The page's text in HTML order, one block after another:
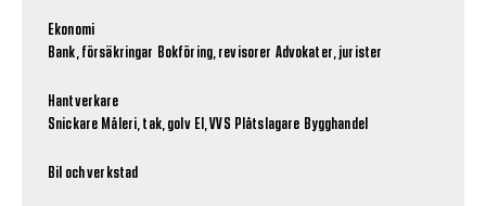
Ekonomi
Bank, försäkringar Bokföring, revisorer Advokater, jurister
Hantverkare
Snickare Måleri, tak, golv El, VVS Plåtslagare Bygghandel
Bil och verkstad